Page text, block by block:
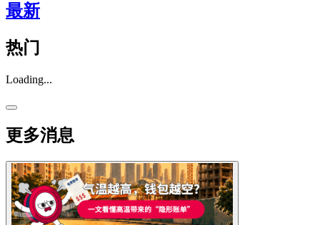
最新
热门
Loading...
更多消息